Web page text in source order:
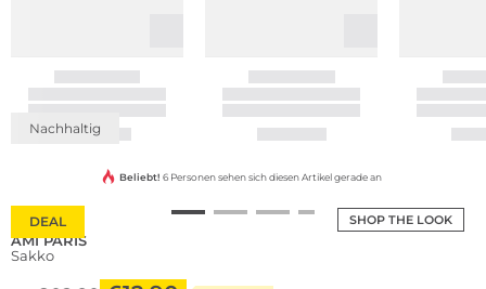
SHOP THE LOOK
DEAL
Nachhaltig
Beliebt! 6 Personen sehen sich diesen Artikel gerade an
AMI PARIS
Sakko